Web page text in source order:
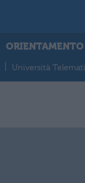
ORIENTAMENTO
Università